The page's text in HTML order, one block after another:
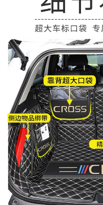
NHIỀU
NHẤT
KIA
TOYOTA
HONDA
MAZDA
SUBARU
CHEVROLET
NISSAN
VOLKSWAGEN
MERCEDES